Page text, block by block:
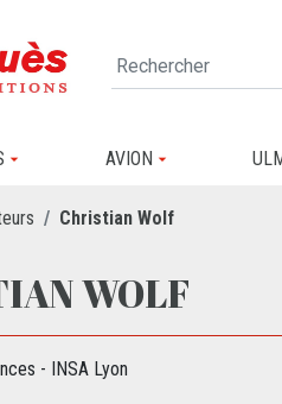
AVION
Christian Wolf
WOLF
- INSA Lyon